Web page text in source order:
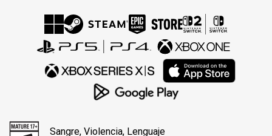
Sangre, Violencia, Lenguaje